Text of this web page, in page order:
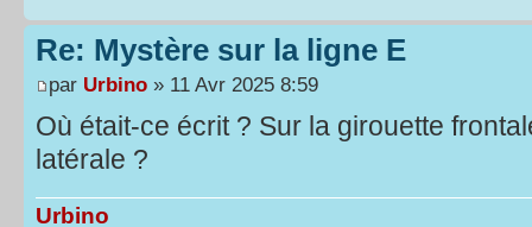
Re: Mystère sur la ligne E
par Urbino » 11 Avr 2025 8:59
Où était-ce écrit ? Sur la girouette
latérale ?
Urbino